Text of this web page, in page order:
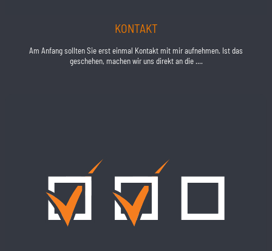
KONTAKT
Am Anfang sollten Sie erst einmal Kontakt mit mir aufnehmen. Ist das
geschehen, machen wir uns direkt an die ....